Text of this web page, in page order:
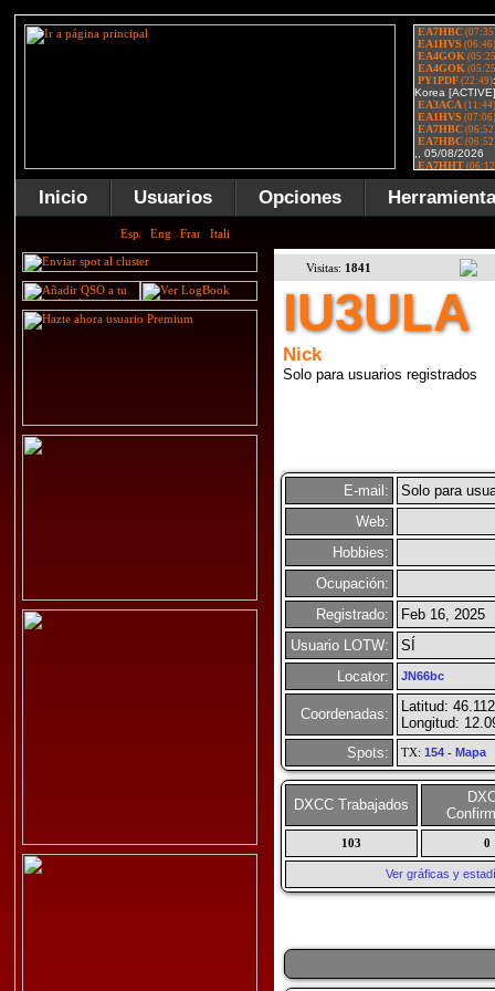
Inicio Usuarios Opciones
Visitas: 1841
IU3ULA
Nick
Solo para usuarios registrados
E-mail:
Solo para
Web:
Hobbies:
Ocupación:
Registrado:
Feb 16, 2025
Usuario LOTW:
SÍ
Locator:
JN66bc
Coordenadas:
Latitud:
Longitud:
Spots:
TX: 154- Mapa
DXCC Trabajados
103 0
Ver gráficas y